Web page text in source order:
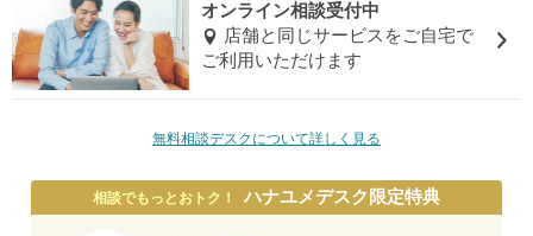
オンライン相談受付中
店舗と同じサービスをご自宅で
ご利用いただけます
無料相談デスクについて詳しく見る
相談でもっとおトク！ ハナユメデスク限定特典